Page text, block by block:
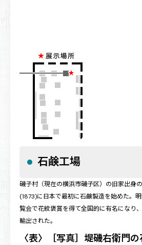
石鹸工場
磯子村（現在の横浜市磯子区）の旧家出身
(1873)に日本で最初に石鹸製造を始めた。
覧会で花紋褒賞を得て全国的に有名になり
輸出された。
〈表〉［写真］堤磯右衛門